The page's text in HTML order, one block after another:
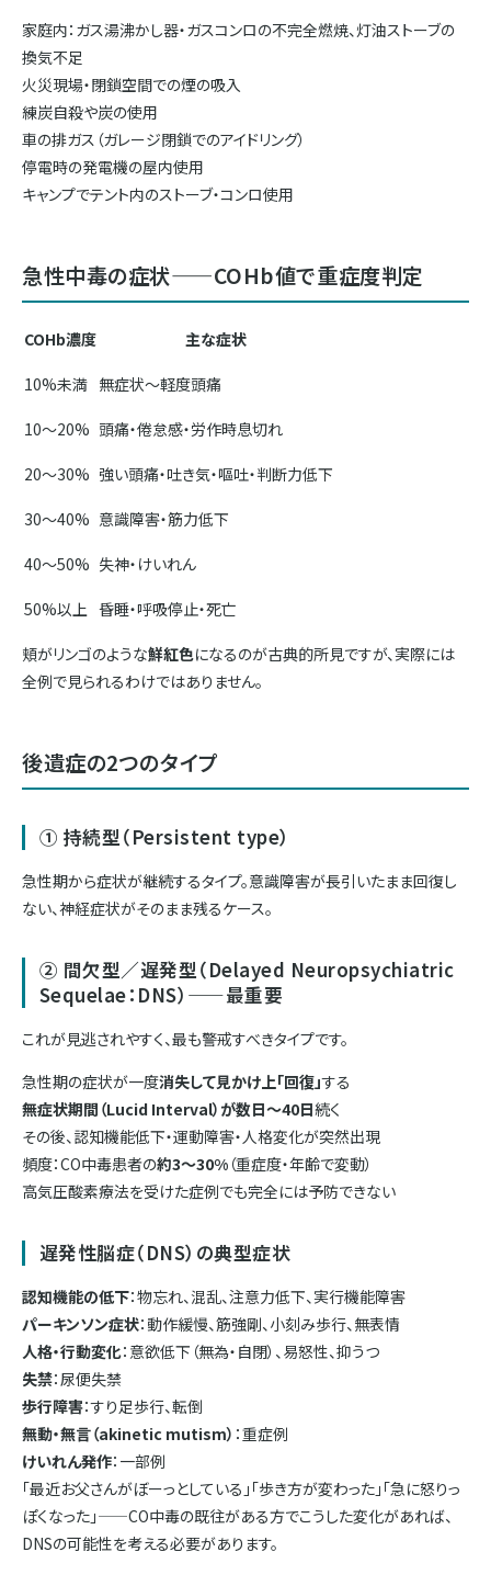
家庭内：ガス湯沸かし器・ガスコンロの不完全燃焼、灯油ストーブの
換気不足
火災現場・閉鎖空間での煙の吸入
練炭自殺や炭の使用
車の排ガス（ガレージ閉鎖でのアイドリング）
停電時の発電機の屋内使用
キャンプでテント内のストーブ・コンロ使用
急性中毒の症状——COHb値で重症度判定
COHb濃度 主な症状
10%未満 無症状〜軽度頭痛
10〜20% 頭痛・倦怠感・労作時息切れ
20〜30% 強い頭痛・吐き気・嘔吐・判断力低下
30〜40% 意識障害・筋力低下
40〜50% 失神・けいれん
50%以上 昏睡・呼吸停止・死亡
頬がリンゴのような鮮紅色になるのが古典的所見ですが、実際には
全例で見られるわけではありません。
後遺症の2つのタイプ
① 持続型（Persistent type）
急性期から症状が継続するタイプ。意識障害が長引いたまま回復し
ない、神経症状がそのまま残るケース。
② 間欠型／遅発型（Delayed Neuropsychiatric
Sequelae：DNS）——最重要
これが見逃されやすく、最も警戒すべきタイプです。
急性期の症状が一度消失して見かけ上「回復」する
無症状期間（Lucid Interval）が数日〜40日続く
その後、認知機能低下・運動障害・人格変化が突然出現
頻度：CO中毒患者の約3〜30% （重症度・年齢で変動）
高気圧酸素療法を受けた症例でも完全には予防できない
遅発性脳症（DNS）の典型症状
認知機能の低下：物忘れ、混乱、注意力低下、実行機能障害
パーキンソン症状：動作緩慢、筋強剛、小刻み歩行、無表情
人格・行動変化：意欲低下（無為・自閉）、易怒性、抑うつ
失禁：尿便失禁
歩行障害：すり足歩行、転倒
無動・無言（akinetic mutism） ：重症例
けいれん発作：一部例
「最近お父さんがぼーっとしている」「歩き方が変わった」「急に怒りっ
ぽくなった」——CO中毒の既往がある方でこうした変化があれば、
DNSの可能性を考える必要があります。